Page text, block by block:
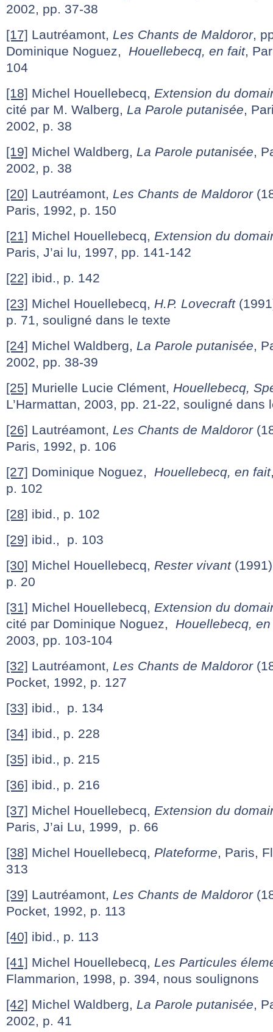
2002, pp. 37-38
[17] Lautréamont, Les Chants de Maldoror,
Dominique Noguez,
Houellebecq, en fait,
104
[18] Michel Houellebecq, Extension du
cité par M. Walberg, La Parole putanisée,
2002, p. 38
[19] Michel Waldberg, La Parole putanisée,
2002, p. 38
[20] Lautréamont, Les Chants de Maldoror
Paris, 1992, p. 150
[21] Michel Houellebecq, Extension du
Paris, J’ai lu, 1997, pp. 141-142
[22] ibid., p. 142
[23] Michel Houellebecq, H.P. Lovecraft
p. 71, souligné dans le texte
[24] Michel Waldberg, La Parole putanisée,
2002, pp. 38-39
[25] Murielle Lucie Clément, Houellebecq,
L’Harmattan, 2003, pp. 21-22, souligné dans
[26] Lautréamont, Les Chants de Maldoror
Paris, 1992, p. 106
[27] Dominique Noguez, Houellebecq, en fait
p. 102
[28] ibid., p. 102
[29] ibid., p. 103
[30] Michel Houellebecq, Rester vivant
p. 20
[31] Michel Houellebecq, Extension du
cité par Dominique Noguez,
Houellebecq,
2003, pp. 103-104
[32] Lautréamont, Les Chants de Maldoror
Pocket, 1992, p. 127
[33] ibid., p. 134
[34] ibid., p. 228
[35] ibid., p. 215
[36] ibid., p. 216
[37] Michel Houellebecq, Extension du
Paris, J’ai Lu, 1999, p. 66
[38] Michel Houellebecq, Plateforme, Paris,
313
[39] Lautréamont, Les Chants de Maldoror
Pocket, 1992, p. 113
[40] ibid., p. 113
[41] Michel Houellebecq, Les Particules
Flammarion, 1998, p. 394, nous soulignons
[42] Michel Waldberg, La Parole putanisée,
2002, p. 41